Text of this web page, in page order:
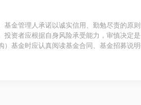
基金管理人承诺以诚实信用、勤勉尽责的原
投资者应根据自身风险承受能力，审慎决定
）基金时应认真阅读基金合同、基金招募说